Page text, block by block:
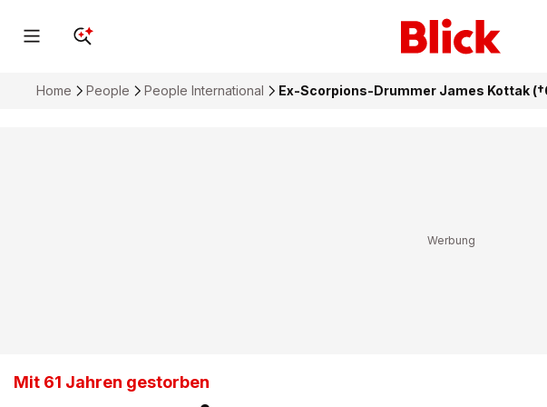
Home People People International Ex-Scorpions-Drummer James Kottak
Mit 61 Jahren gestorben